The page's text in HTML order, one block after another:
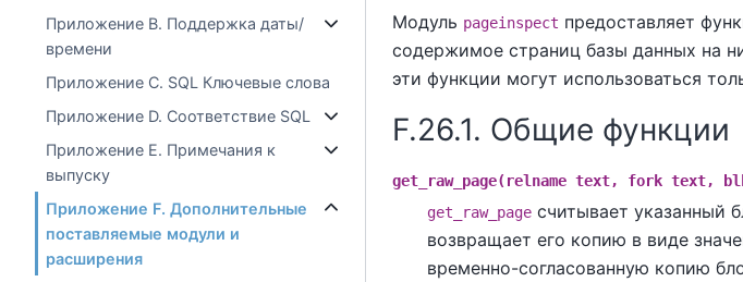
Приложение B. Поддержка даты/
времени
Приложение C. SQL Ключевые слова
Приложение D. Соответствие SQL
Приложение E. Примечания к
выпуску
Приложение F. Дополнительные
поставляемые модули и
расширения
Модуль pageinspect предоставляет
содержимое страниц базы данных на
эти функции могут использоваться
F.26.1. Общие функции
get_raw_page(relname text, fork text,
get_raw_page считывает указанный
возвращает его копию в виде
временно-согласованную копию